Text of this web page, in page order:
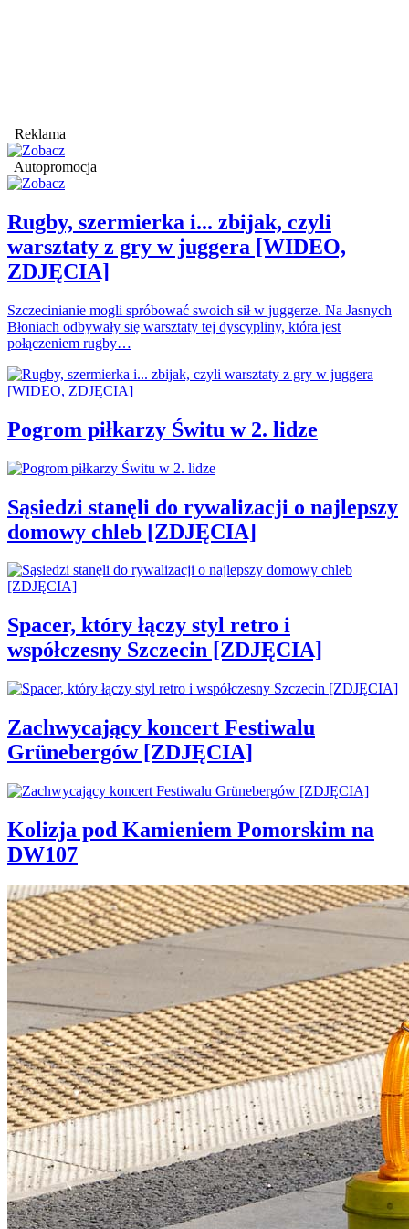
Reklama
Autopromocja
Rugby, szermierka i... zbijak, czyli
warsztaty z gry w juggera [WIDEO,
ZDJĘCIA]
Szczecinianie mogli spróbować swoich sił w juggerze. Na Jasnych
Błoniach odbywały się warsztaty tej dyscypliny, która jest
połączeniem rugby…
Pogrom piłkarzy Świtu w 2. lidze
Sąsiedzi stanęli do rywalizacji o najlepszy
domowy chleb [ZDJĘCIA]
Spacer, który łączy styl retro i
współczesny Szczecin [ZDJĘCIA]
Zachwycający koncert Festiwalu
Grünebergów [ZDJĘCIA]
Kolizja pod Kamieniem Pomorskim na
DW107